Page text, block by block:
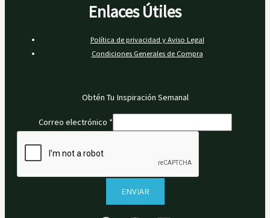
Enlaces Útiles
Política de privacidad y Aviso Legal
Condiciones Generales de Compra
Obtén Tu Inspiración Semanal
Correo electrónico *
ENVIAR